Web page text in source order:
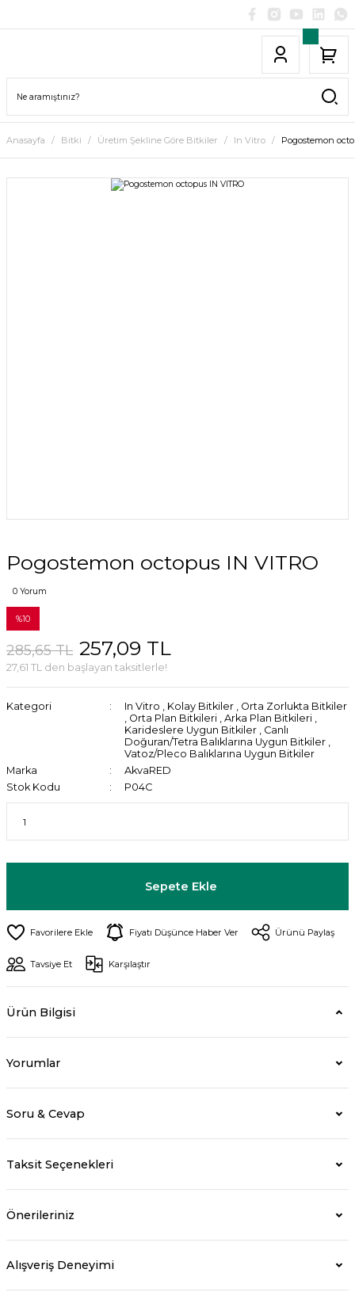
Anasayfa Bitki Üretim Şekline Göre Bitkiler In Vitro Pogostemon
Pogostemon octopus IN VITRO
0 Yorum
%10
285,65 TL 257,09 TL
27,61 TL den başlayan taksitlerle!
Kategori In Vitro , Kolay Bitkiler , Orta Zorlukta Bitkiler
, Orta Plan Bitkileri , Arka Plan Bitkileri ,
Karideslere Uygun Bitkiler , Canlı
Doğuran/Tetra Balıklarına Uygun Bitkiler ,
Vatoz/Pleco Balıklarına Uygun Bitkiler
Marka
AkvaRED
Stok Kodu
P04C
Sepete Ekle
Fiyatı Düşünce Haber Ver Ürünü Paylaş
Tavsiye Et Karşılaştır
Ürün Bilgisi
Yorumlar
Soru & Cevap
Taksit Seçenekleri
Önerileriniz
Alışveriş Deneyimi